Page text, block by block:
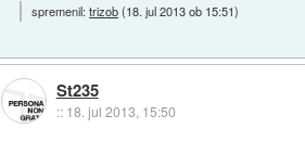
spremenil:trizob(18. jul 2013 ob 15:51)
St235
:: 18. jul 2013, 15:50